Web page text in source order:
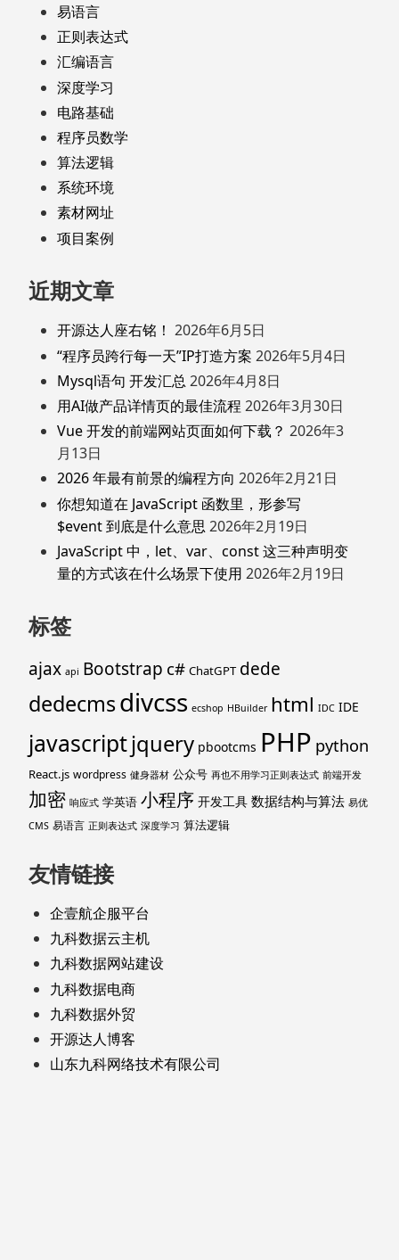
易语言
正则表达式
汇编语言
深度学习
电路基础
程序员数学
算法逻辑
系统环境
素材网址
项目案例
近期文章
开源达人座右铭！ 2026年6月5日
“程序员跨行每一天”IP打造方案 2026年5月4日
Mysql语句 开发汇总 2026年4月8日
用AI做产品详情页的最佳流程 2026年3月30日
Vue 开发的前端网站页面如何下载？ 2026年3
月13日
2026 年最有前景的编程方向 2026年2月21日
你想知道在 JavaScript 函数里，形参写
$event 到底是什么意思 2026年2月19日
JavaScript 中，let、var、const 这三种声明变
量的方式该在什么场景下使用 2026年2月19日
标签
ajax api Bootstrap c# ChatGPT dede
dedecmsdivcss ecshop HBuilder html IDC IDE
javascriptjquery pbootcms PHP python
React.js wordpress 健身器材 公众号 再也不用学习正则表达式 前端开发
加密 响应式 学英语 小程序 开发工具 数据结构与算法 易优
CMS 易语言 正则表达式 深度学习 算法逻辑
友情链接
企壹航企服平台
九科数据云主机
九科数据网站建设
九科数据电商
九科数据外贸
开源达人博客
山东九科网络技术有限公司